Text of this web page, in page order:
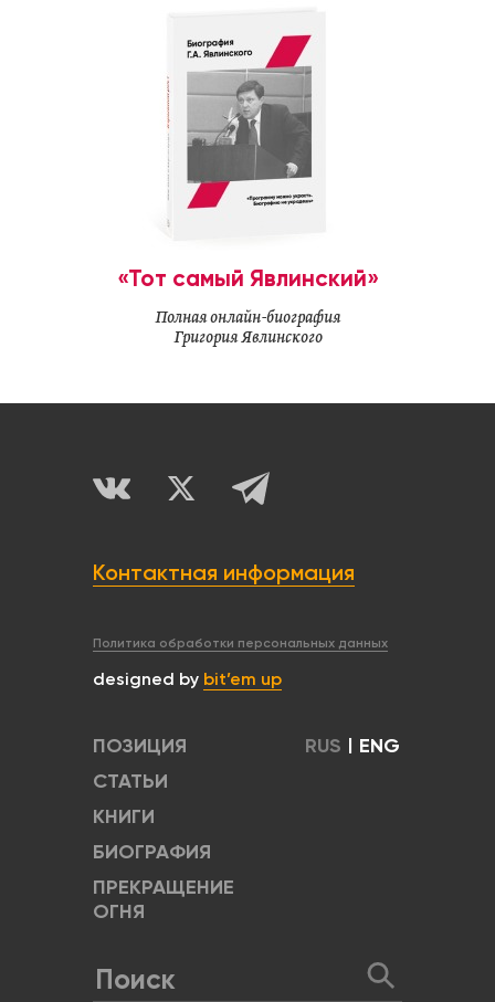
«Тот самый Явлинский»
Полная онлайн-биография
Григория Явлинского
Контактная информация
Политика обработки персональных данных
designed by bit’em up
ПОЗИЦИЯ
СТАТЬИ
КНИГИ
БИОГРАФИЯ
ПРЕКРАЩЕНИЕ
ОГНЯ
RUS | ENG